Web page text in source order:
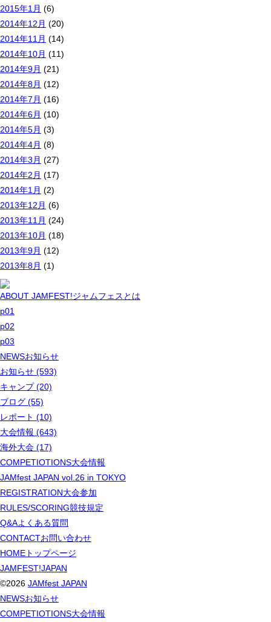
2015年1月 (6)
2014年12月 (20)
2014年11月 (14)
2014年10月 (11)
2014年9月 (21)
2014年8月 (12)
2014年7月 (16)
2014年6月 (10)
2014年5月 (3)
2014年4月 (8)
2014年3月 (27)
2014年2月 (17)
2014年1月 (2)
2013年12月 (6)
2013年11月 (24)
2013年10月 (18)
2013年9月 (12)
2013年8月 (1)
ABOUT JAMFEST!ジャムフェスとは
p01
p02
p03
NEWSお知らせ
お知らせ (593)
キャンプ (20)
ブログ (55)
レポート (10)
大会情報 (643)
海外大会 (17)
COMPETIOTIONS大会情報
JAMfest JAPAN vol.26 in TOKYO
REGISTRATION大会参加
RULES/SCORING競技規定
Q&Aよくある質問
CONTACTお問い合わせ
HOME トップページ
JAMFEST!JAPAN
©2026 JAMfest JAPAN
NEWSお知らせ
COMPETIOTIONS大会情報